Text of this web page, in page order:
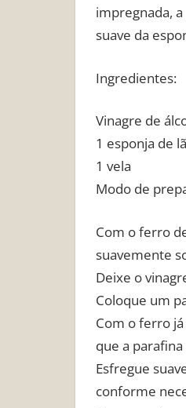
impregnada,
suave da
Ingredientes:
Vinagre de
1 esponja de
1 vela
Modo de
Com o ferro
suavemente
Deixe o
Coloque um
Com o ferro
que a
Esfregue
conforme